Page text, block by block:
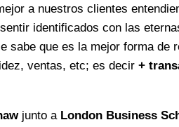
a nuestros clientes
identificados con las
sabe que es la mejor forma de
ventas, etc; es decir+
junto a London Business